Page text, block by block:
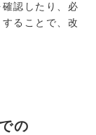
認したり、必
ることで、改
の